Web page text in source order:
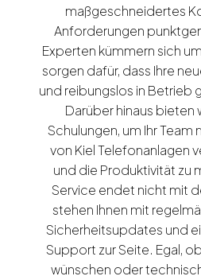
maßgeschneidertes
Anforderungen
Experten kümmern sich
sorgen dafür, dass Ihre
und reibungslos in Betrieb
Darüber hinaus bieten
Schulungen, um Ihr Team
von Kiel Telefonanlagen
und die Produktivität zu
Service endet nicht mit
stehen Ihnen mit
Sicherheitsupdates und
Support zur Seite. Egal,
wünschen oder